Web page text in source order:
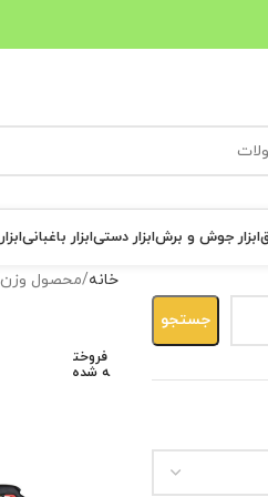
ابزار جوش و برشابزار دستیابزار باغبانی
جستجو
خانه محصول وزن
فروخت
ه شده